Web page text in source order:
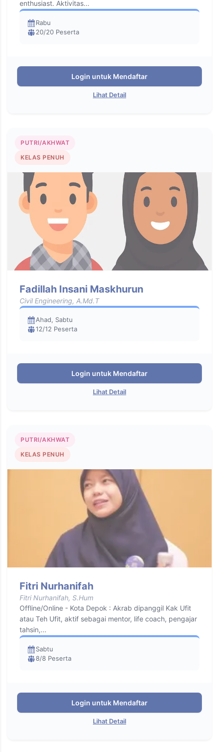
enthusiast. Aktivitas...
Rabu
20/20 Peserta
Login untuk Mendaftar
Lihat Detail
PUTRI/AKHWAT
KELAS PENUH
Fadillah Insani Maskhurun
Civil Engineering, A.Md.T
Ahad, Sabtu
12/12 Peserta
Login untuk Mendaftar
Lihat Detail
PUTRI/AKHWAT
KELAS PENUH
Fitri Nurhanifah
Fitri Nurhanifah, S.Hum
Offline/Online - Kota Depok : Akrab dipanggil Kak Ufit
atau Teh Ufit, aktif sebagai mentor, life coach, pengajar
tahsin,...
Sabtu
8/8 Peserta
Login untuk Mendaftar
Lihat Detail